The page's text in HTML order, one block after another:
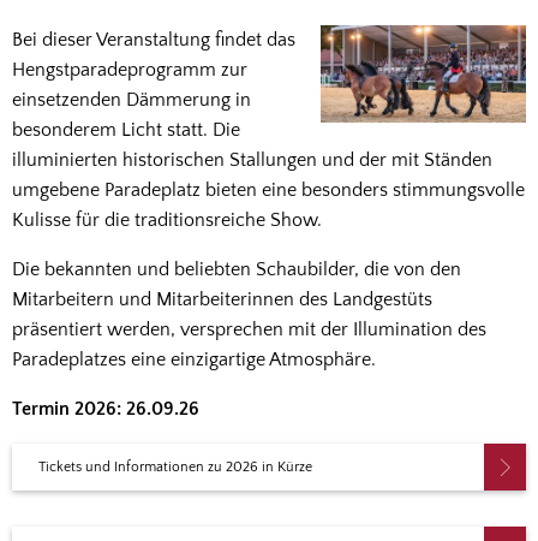
Bei dieser Veranstaltung findet das
Hengstparadeprogramm zur
einsetzenden Dämmerung in
besonderem Licht statt. Die
illuminierten historischen Stallungen und der mit Ständen
umgebene Paradeplatz bieten eine besonders stimmungsvolle
Kulisse für die traditionsreiche Show.
Die bekannten und beliebten Schaubilder, die von den
Mitarbeitern und Mitarbeiterinnen des Landgestüts
präsentiert werden, versprechen mit der Illumination des
Paradeplatzes eine einzigartige Atmosphäre.
Termin 2026: 26.09.26
Tickets und Informationen zu 2026 in Kürze